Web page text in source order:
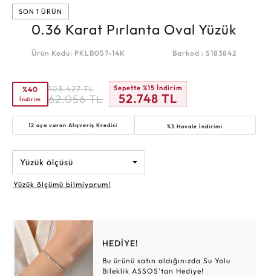
SON 1 ÜRÜN
0.36 Karat Pırlanta Oval Yüzük
Ürün Kodu: PKLB057-14K Barkod : S183842
%40
İndirim
103.427 TL
62.056 TL
Sepette %15 İndirim
52.748 TL
12 aya varanAlışveriş Kredisi %3 Havale İndirimi
Yüzük ölçüsü
Yüzük ölçümü bilmiyorum!
HEDİYE!
Bu ürünü satın aldığınızda Su Yolu
Bileklik ASSOS’tan Hediye!